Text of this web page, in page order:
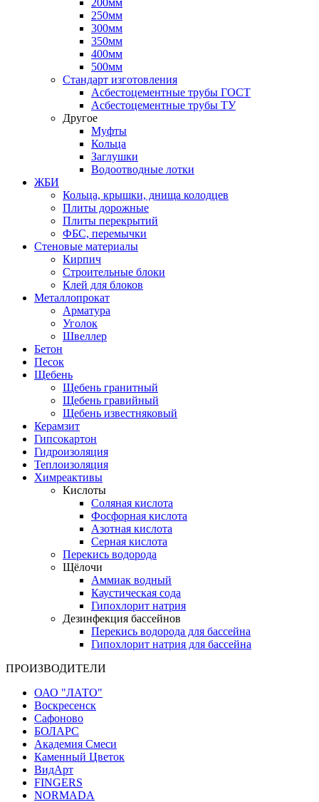
200мм
250мм
300мм
350мм
400мм
500мм
Стандарт изготовления
Асбестоцементные трубы ГОСТ
Асбестоцементные трубы ТУ
Другое
Муфты
Кольца
Заглушки
Водоотводные лотки
ЖБИ
Кольца, крышки, днища колодцев
Плиты дорожные
Плиты перекрытий
ФБС, перемычки
Стеновые материалы
Кирпич
Строительные блоки
Клей для блоков
Металлопрокат
Арматура
Уголок
Швеллер
Бетон
Песок
Щебень
Щебень гранитный
Щебень гравийный
Щебень известняковый
Керамзит
Гипсокартон
Гидроизоляция
Теплоизоляция
Химреактивы
Кислоты
Соляная кислота
Фосфорная кислота
Азотная кислота
Серная кислота
Перекись водорода
Щёлочи
Аммиак водный
Каустическая сода
Гипохлорит натрия
Дезинфекция бассейнов
Перекись водорода для бассейна
Гипохлорит натрия для бассейна
ПРОИЗВОДИТЕЛИ
ОАО "ЛАТО"
Воскресенск
Сафоново
БОЛАРС
Академия Смеси
Каменный Цветок
ВидАрт
FINGERS
NORMADA